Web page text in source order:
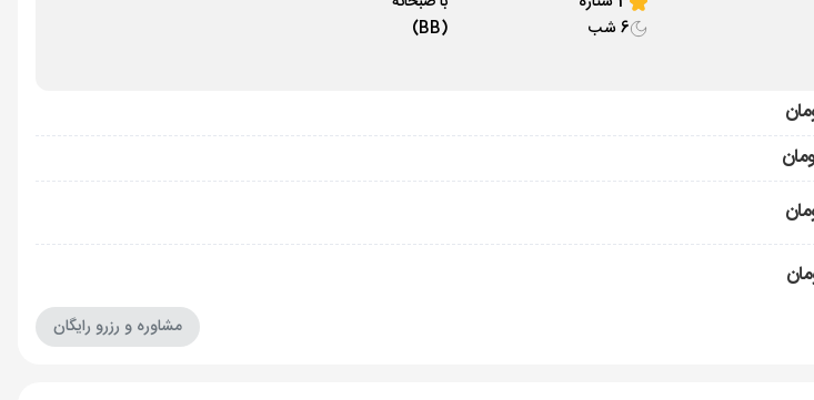
6 شب
(BB)
مشاوره و رزرو رایگان